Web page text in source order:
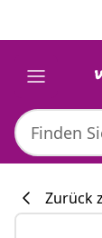
Zurück